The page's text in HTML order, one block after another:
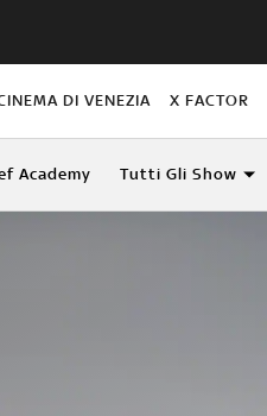
DI VENEZIA X FACTOR
Academy Tutti Gli Show